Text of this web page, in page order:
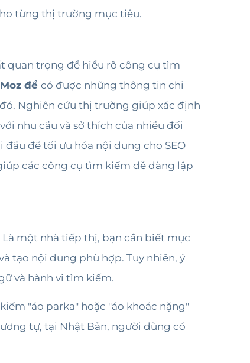
từng thị trường mục tiêu.
quan trọng để hiểu rõ công cụ tìm
để có được những thông tin chi
Nghiên cứu thị trường giúp xác định
nhu cầu và sở thích của nhiều đối
để tối ưu hóa nội dung cho SEO
các công cụ tìm kiếm dễ dàng lập
một nhà tiếp thị, bạn cần biết mục
tạo nội dung phù hợp. Tuy nhiên, ý
và hành vi tìm kiếm.
"áo parka" hoặc "áo khoác nặng"
tự, tại Nhật Bản, người dùng có